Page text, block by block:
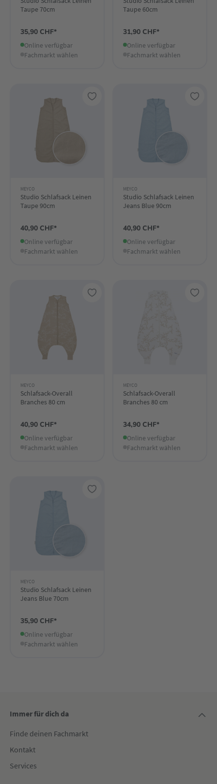
Taupe 70cm
35,90 CHF*
Online verfügbar
Fachmarkt wählen
Taupe 60cm
31,90 CHF*
Online verfügbar
Fachmarkt wählen
MEYCO
Studio Schlafsack Leinen
Taupe 90cm
40,90 CHF*
Online verfügbar
Fachmarkt wählen
MEYCO
Studio Schlafsack Leinen
Jeans Blue 90cm
40,90 CHF*
Online verfügbar
Fachmarkt wählen
MEYCO
Schlafsack-Overall
Branches 80 cm
40,90 CHF*
Online verfügbar
Fachmarkt wählen
MEYCO
Schlafsack-Overall
Branches 80 cm
34,90 CHF*
Online verfügbar
Fachmarkt wählen
MEYCO
Studio Schlafsack Leinen
Jeans Blue 70cm
35,90 CHF*
Online verfügbar
Fachmarkt wählen
Immer für dich da
Finde deinen Fachmarkt
Kontakt
Services